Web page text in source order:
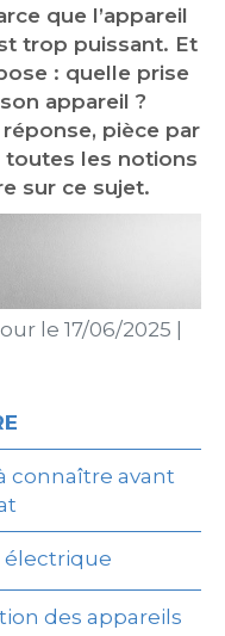
que l’appareil
trop puissant. Et
: quelle prise
appareil ?
pièce par
toutes les notions
sur ce sujet.
le 17/06/2025
connaître avant
électrique
des appareils